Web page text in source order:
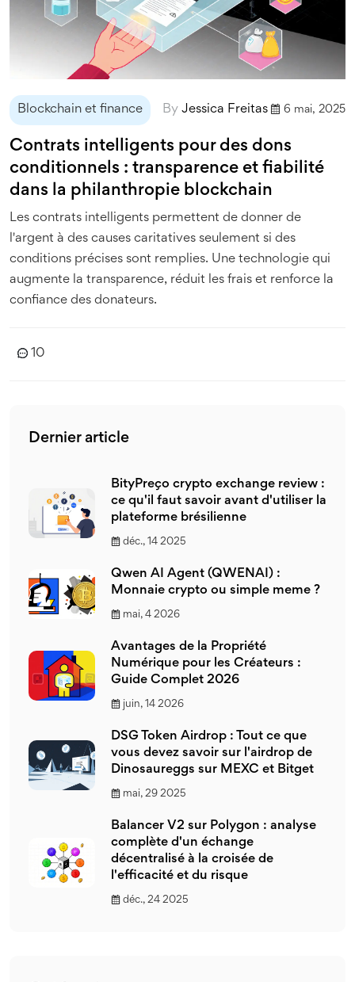
Blockchain et finance By Jessica Freitas 6 mai, 2025
Contrats intelligents pour des dons
conditionnels : transparence et fiabilité
dans la philanthropie blockchain
Les contrats intelligents permettent de donner de
l'argent à des causes caritatives seulement si des
conditions précises sont remplies. Une technologie qui
augmente la transparence, réduit les frais et renforce la
confiance des donateurs.
10
Dernier article
BityPreço crypto exchange review :
ce qu'il faut savoir avant d'utiliser la
plateforme brésilienne
déc., 14 2025
Qwen AI Agent (QWENAI) :
Monnaie crypto ou simple meme ?
mai, 4 2026
Avantages de la Propriété
Numérique pour les Créateurs :
Guide Complet 2026
juin, 14 2026
DSG Token Airdrop : Tout ce que
vous devez savoir sur l'airdrop de
Dinosaureggs sur MEXC et Bitget
mai, 29 2025
Balancer V2 sur Polygon : analyse
complète d'un échange
décentralisé à la croisée de
l'efficacité et du risque
déc., 24 2025